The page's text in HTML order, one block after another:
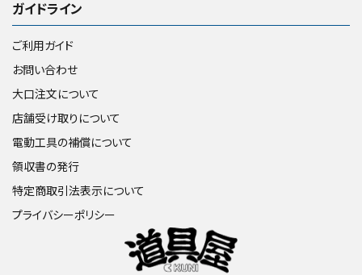
ガイドライン
ご利用ガイド
お問い合わせ
大口注文について
店舗受け取りについて
電動工具の補償について
領収書の発行
特定商取引法表示について
プライバシーポリシー